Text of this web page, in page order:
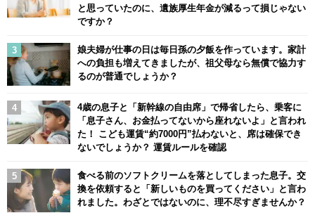
と思っていたのに、遺族厚生年金が減るって損じゃない
ですか？
娘夫婦が仕事の日は毎日孫の夕飯を作っています。家計
への負担も増えてきましたが、祖父母なら無償で協力す
るのが普通でしょうか？
4歳の息子と「新幹線の自由席」で帰省したら、乗客に
「息子さん、お金払ってないから座れないよ」と言われ
た！ こども運賃“約7000円”払わないと、席は確保でき
ないでしょうか？ 運賃ルールを確認
食べる前のソフトクリームを落としてしまった息子。交
換を依頼すると「新しいものを買ってください」と言わ
れました。わざとではないのに、理不尽すぎませんか？